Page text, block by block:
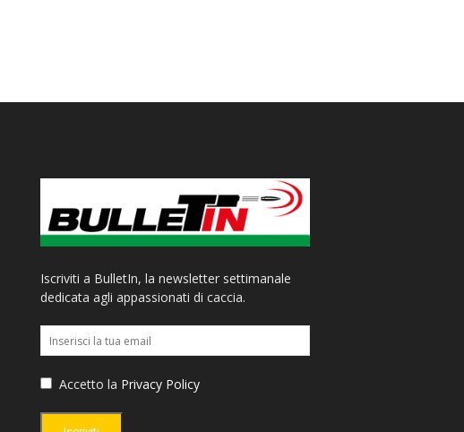
Iscriviti a BulletIn, la newsletter settimanale
dedicata agli appassionati di caccia.
Accetto la Privacy Policy